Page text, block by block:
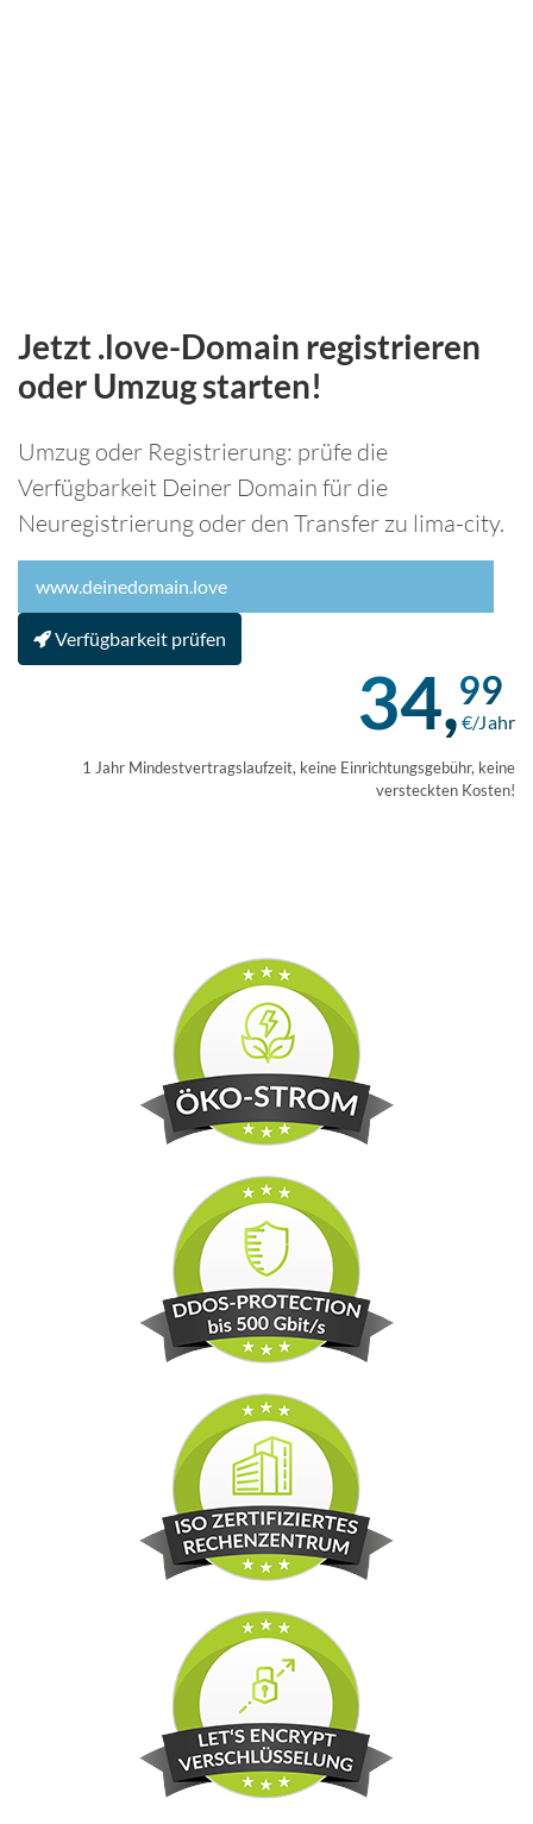
Jetzt .love-Domain registrieren
oder Umzug starten!
Umzug oder Registrierung: prüfe die
Verfügbarkeit Deiner Domain für die
Neuregistrierung oder den Transfer zu lima-city.
Verfügbarkeit prüfen
34,99
€/Jahr
1 Jahr Mindestvertragslaufzeit, keine Einrichtungsgebühr, keine
versteckten Kosten!